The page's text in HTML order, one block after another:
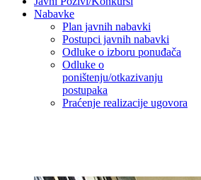
Nabavke
Plan javnih nabavki
Postupci javnih nabavki
Odluke o izboru ponuđača
Odluke o
poništenju/otkazivanju
postupaka
Praćenje realizacije ugovora